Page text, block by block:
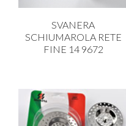
SVANERA
SCHIUMAROLA RETE
FINE 14 9672